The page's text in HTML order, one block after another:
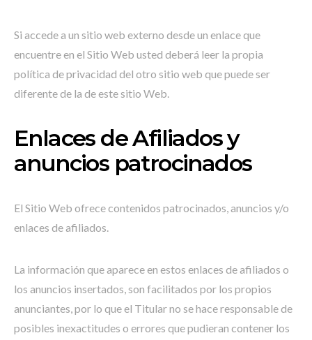
Si accede a un sitio web externo desde un enlace que
encuentre en el Sitio Web usted deberá leer la propia
política de privacidad del otro sitio web que puede ser
diferente de la de este sitio Web.
Enlaces de Afiliados y
anuncios patrocinados
El Sitio Web ofrece contenidos patrocinados, anuncios y/o
enlaces de afiliados.
La información que aparece en estos enlaces de afiliados o
los anuncios insertados, son facilitados por los propios
anunciantes, por lo que el Titular no se hace responsable de
posibles inexactitudes o errores que pudieran contener los